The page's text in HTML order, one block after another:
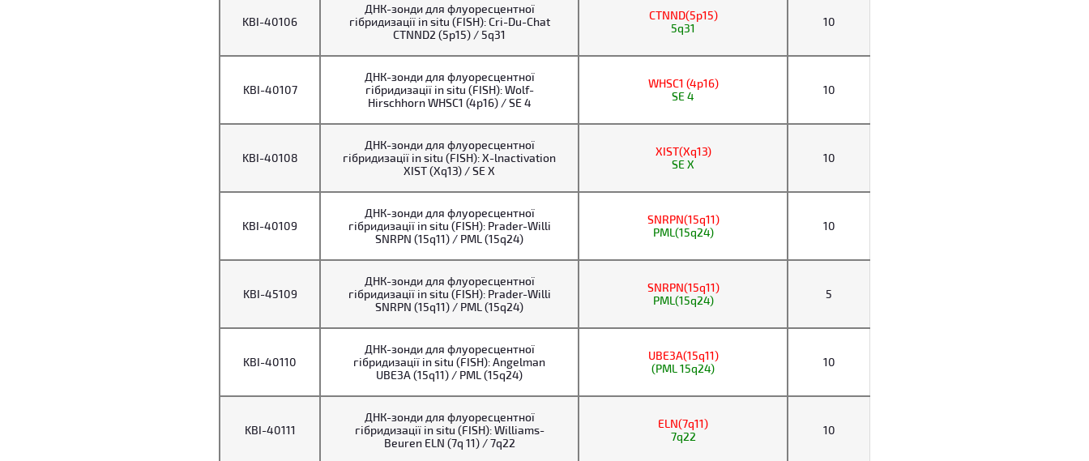
KBI-40106
ДНК-зонди для флуоресцентної
гібридизації in situ (FISH): Cri-Du-Chat
CTNND2 (5p15) / 5q31
CTNND(5p15)
5q31
10
KBI-40107
ДНК-зонди для флуоресцентної
гібридизації in situ (FISH): Wolf-
Hirschhorn WHSC1 (4p16) / SE 4
WHSC1 (4p16)
SE 4
10
KBI-40108
ДНК-зонди для флуоресцентної
гібридизації in situ (FISH): X-lnactivation
XIST (Xq13) / SE X
XIST(Xq13)
SE X
10
KBI-40109
ДНК-зонди для флуоресцентної
гібридизації in situ (FISH): Prader-Willi
SNRPN (15q11) / PML (15q24)
SNRPN(15q11)
PML(15q24)
10
KBI-45109
ДНК-зонди для флуоресцентної
гібридизації in situ (FISH): Prader-Willi
SNRPN (15q11) / PML (15q24)
SNRPN(15q11)
PML(15q24)
5
KBI-40110
ДНК-зонди для флуоресцентної
гібридизації in situ (FISH): Angelman
UBE3A (15q11) / PML (15q24)
UBE3A(15q11)
(PML 15q24)
10
KBI-40111
ДНК-зонди для флуоресцентної
гібридизації in situ (FISH): Williams-
Beuren ELN (7q 11) / 7q22
ELN(7q11)
7q22
10